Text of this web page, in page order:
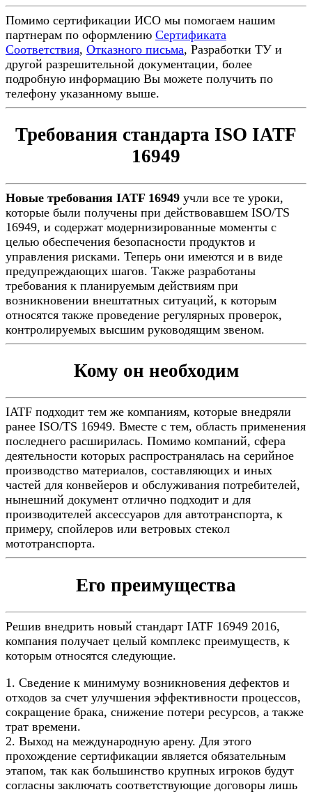
Помимо сертификации ИСО мы помогаем нашим
партнерам по оформлению Сертификата
Соответствия, Отказного письма, Разработки ТУ и
другой разрешительной документации, более
подробную информацию Вы можете получить по
телефону указанному выше.
Требования стандарта ISO IATF
16949
Новые требования IATF 16949 учли все те уроки,
которые были получены при действовавшем ISO/TS
16949, и содержат модернизированные моменты с
целью обеспечения безопасности продуктов и
управления рисками. Теперь они имеются и в виде
предупреждающих шагов. Также разработаны
требования к планируемым действиям при
возникновении внештатных ситуаций, к которым
относятся также проведение регулярных проверок,
контролируемых высшим руководящим звеном.
Кому он необходим
IATF подходит тем же компаниям, которые внедряли
ранее ISO/TS 16949. Вместе с тем, область применения
последнего расширилась. Помимо компаний, сфера
деятельности которых распространялась на серийное
производство материалов, составляющих и иных
частей для конвейеров и обслуживания потребителей,
нынешний документ отлично подходит и для
производителей аксессуаров для автотранспорта, к
примеру, спойлеров или ветровых стекол
мототранспорта.
Его преимущества
Решив внедрить новый стандарт IATF 16949 2016,
компания получает целый комплекс преимуществ, к
которым относятся следующие.
1. Сведение к минимуму возникновения дефектов и
отходов за счет улучшения эффективности процессов,
сокращение брака, снижение потери ресурсов, а также
трат времени.
2. Выход на международную арену. Для этого
прохождение сертификации является обязательным
этапом, так как большинство крупных игроков будут
согласны заключать соответствующие договоры лишь